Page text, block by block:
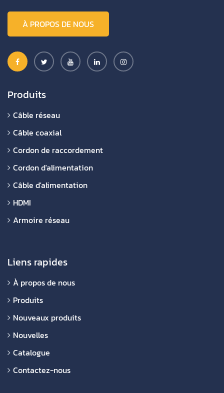
À PROPOS DE NOUS
Produits
Câble réseau
Câble coaxial
Cordon de raccordement
Cordon d'alimentation
Câble d'alimentation
HDMI
Armoire réseau
Liens rapides
À propos de nous
Produits
Nouveaux produits
Nouvelles
Catalogue
Contactez-nous